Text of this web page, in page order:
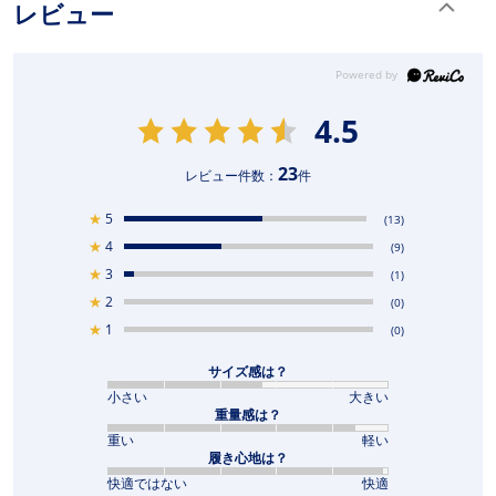
レビュー
4.5
レビュー件数： 23件
★ 5 (13)
★ 4 (9)
★ 3 (1)
★ 2 (0)
★ 1 (0)
サイズ感は？
小さい
大きい
重量感は？
重い
軽い
履き心地は？
快適ではない
快適